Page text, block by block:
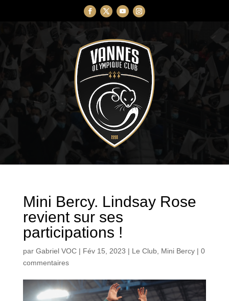
Mini Bercy. Lindsay Rose
revient sur ses
participations !
par Gabriel VOC| Fév 15, 2023 | Le Club, Mini Bercy| 0
commentaires